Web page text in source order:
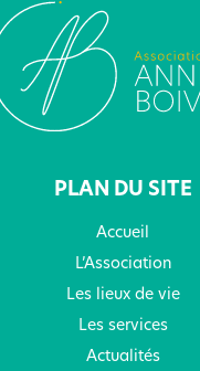
PLAN DU SITE
Accueil
L’Association
Les lieux de vie
Les services
Actualités